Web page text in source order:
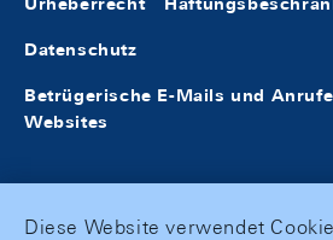
Datenschutz
Betrügerische E-Mails und
Websites
Diese Website verwendet